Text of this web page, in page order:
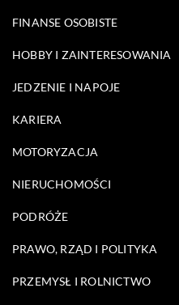
FINANSE OSOBISTE
HOBBY I ZAINTERESOWANIA
JEDZENIE I NAPOJE
KARIERA
MOTORYZACJA
NIERUCHOMOŚCI
PODRÓŻE
PRAWO, RZĄD I POLITYKA
PRZEMYSŁ I ROLNICTWO